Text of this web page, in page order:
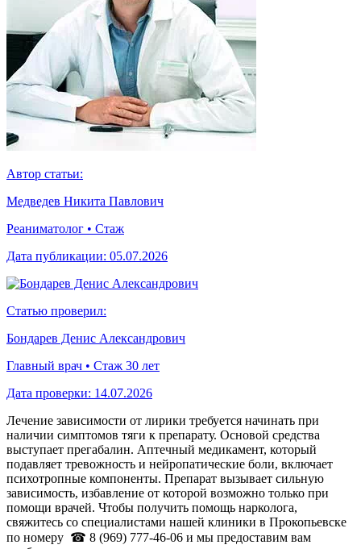
Автор статьи:
Медведев Никита Павлович
Реаниматолог • Стаж
Дата публикации: 05.07.2026
Статью проверил:
Бондарев Денис Александрович
Главный врач • Стаж 30 лет
Дата проверки: 14.07.2026
Лечение зависимости от лирики требуется начинать при
наличии симптомов тяги к препарату. Основой средства
выступает прегабалин. Аптечный медикамент, который
подавляет тревожность и нейропатические боли, включает
психотропные компоненты. Препарат вызывает сильную
зависимость, избавление от которой возможно только при
помощи врачей. Чтобы получить помощь нарколога,
свяжитесь со специалистами нашей клиники в Прокопьевске
по номеру ☎ 8 (969) 777-46-06 и мы предоставим вам